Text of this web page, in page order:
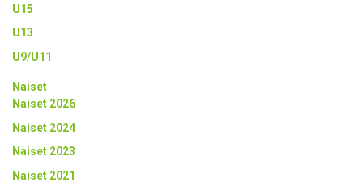
U15
U13
U9/U11
Naiset
Naiset 2026
Naiset 2024
Naiset 2023
Naiset 2021